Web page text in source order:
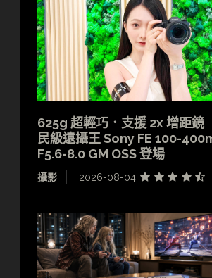
625g 超輕巧．支援 2x 增距
民級遠攝王 Sony FE 100-
F5.6-8.0 GM OSS 登場
攝影 2026-08-04